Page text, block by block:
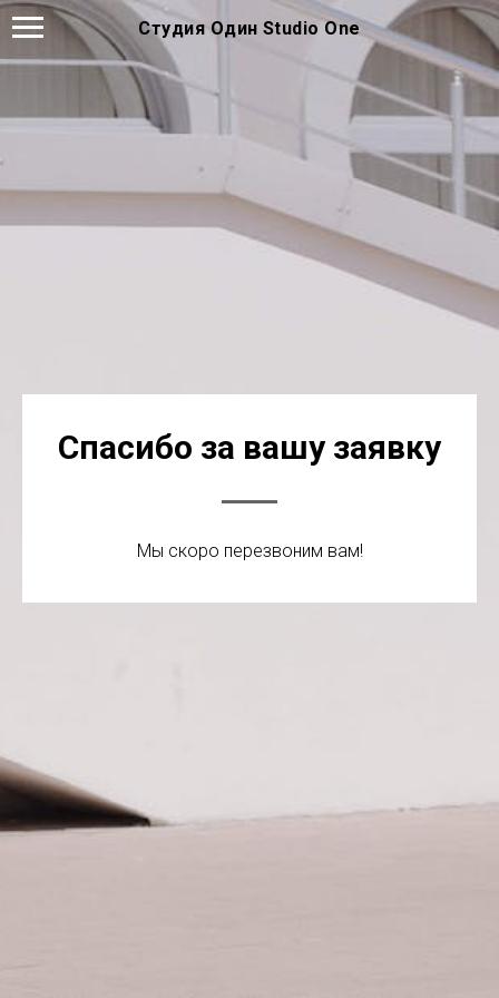
Студия Один Studio One
Спасибо за вашу заявку
Мы скоро перезвоним вам!